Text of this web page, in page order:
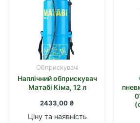
Обприскувачі
Наплічний обприскувач
Матабі Кіма, 12 л
2433,00 ₴
Ціну та наявність